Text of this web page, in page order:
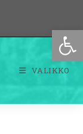
VALIKKO